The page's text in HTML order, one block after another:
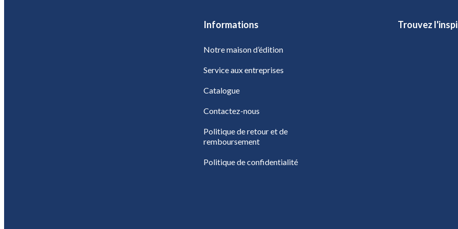
Informations
Notre maison d’édition
Service aux entreprises
Catalogue
Contactez-nous
Politique de retour et de
remboursement
Politique de confidentialité
Trouvez